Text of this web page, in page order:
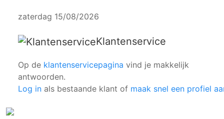
zaterdag 15/08/2026
Klantenservice
Op de klantenservicepagina vind je makkelijk
antwoorden.
Log in als bestaande klant of maak snel een profiel